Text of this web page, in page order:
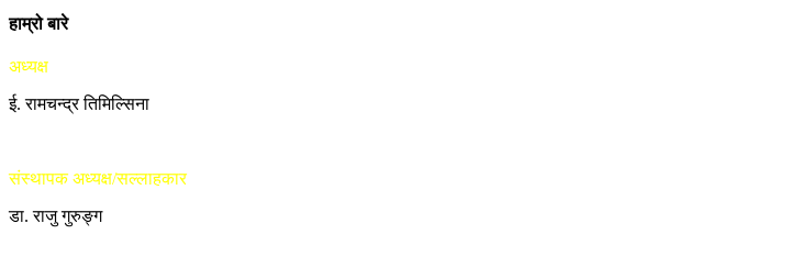
हाम्रो बारे
अध्यक्ष
ई. रामचन्द्र तिमिल्सिना
संस्थापक अध्यक्ष/सल्लाहकार
डा. राजु गुरुङ्ग